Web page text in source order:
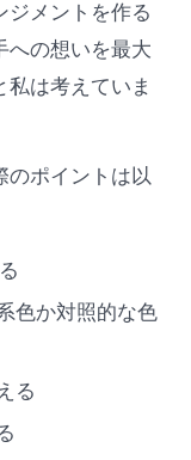
ジメントを作る
への想いを最大
は考えていま
のポイントは以
色か対照的な色
る